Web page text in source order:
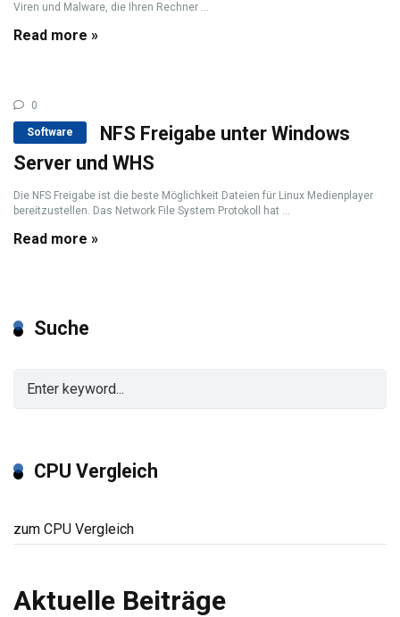
Viren und Malware, die Ihren Rechner ...
Read more »
0
Software
NFS Freigabe unter Windows
Server und WHS
Die NFS Freigabe ist die beste Möglichkeit Dateien für Linux Medienplayer
bereitzustellen. Das Network File System Protokoll hat ...
Read more »
Suche
CPU Vergleich
zum CPU Vergleich
Aktuelle Beiträge